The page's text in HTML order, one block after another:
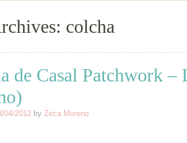
colcha
de Casal Patchwork
04/2012 by Zeca Moreno